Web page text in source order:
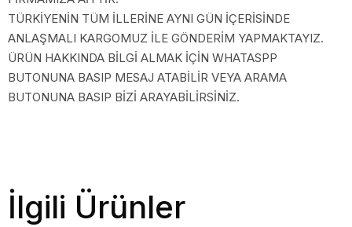
TÜRKİYENİN TÜM İLLERİNE AYNI GÜN İÇERİSİNDE
ANLAŞMALI KARGOMUZ İLE GÖNDERİM YAPMAKTAYIZ.
ÜRÜN HAKKINDA BİLGİ ALMAK İÇİN WHATASPP
BUTONUNA BASIP MESAJ ATABİLİR VEYA ARAMA
BUTONUNA BASIP BİZİ ARAYABİLİRSİNİZ.
İlgili Ürünler